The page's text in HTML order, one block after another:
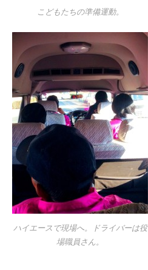
こどもたちの準備運動。
ハイエースで現場へ。ドライバーは役
場職員さん。